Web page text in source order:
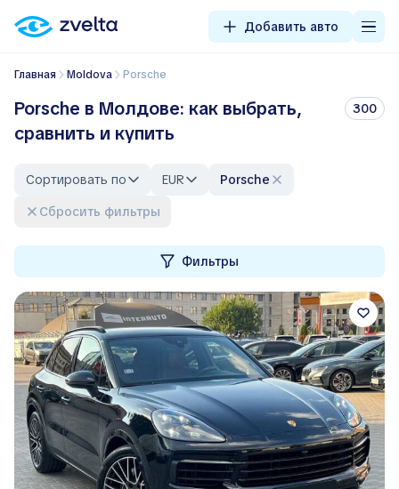
Добавить авто
Главная Moldova Porsche
Porsche в Молдове: как выбрать,
сравнить и купить
300
Сортировать по EUR
Porsche
Сбросить фильтры
Фильтры